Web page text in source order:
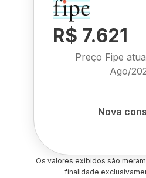
R$ 7.621
Preço Fipe
Ago/
Nova
Os valores exibidos são
finalidade